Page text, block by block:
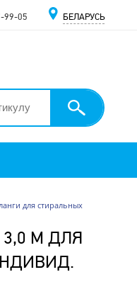
99-05 БЕЛАРУСЬ
для стиральных
М ДЛЯ